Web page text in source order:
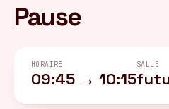
Pause
HORAIRE
09:45 → 10:15
SALLE